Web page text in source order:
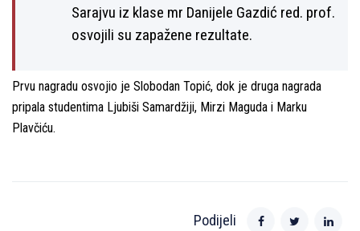
Sarajvu iz klase mr Danijele Gazdić red. prof.
osvojili su zapažene rezultate.
Prvu nagradu osvojio je Slobodan Topić, dok je druga nagrada
pripala studentima Ljubiši Samardžiji, Mirzi Maguda i Marku
Plavčiću.
Podijeli